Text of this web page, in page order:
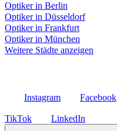
Optiker in Berlin
Optiker in Düsseldorf
Optiker in Frankfurt
Optiker in München
Weitere Städte anzeigen
Instagram Facebook
TikTok LinkedIn